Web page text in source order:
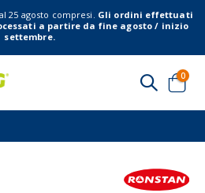
25 agosto compresi. Gli ordini effettuati
a partire da fine agosto / inizio
settembre.
Cart
0